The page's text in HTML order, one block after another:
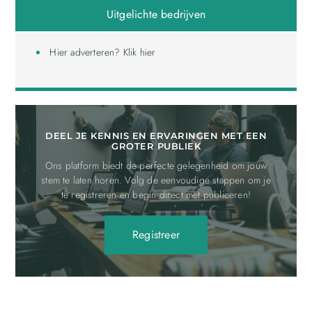
Uitgelichte bedrijven
Hier adverteren? Klik hier
DEEL JE KENNIS EN ERVARINGEN MET EEN
GROTER PUBLIEK
Ons platform biedt de perfecte gelegenheid om jouw
stem te laten horen. Volg de eenvoudige stappen om je
te registreren en begin direct met publiceren!
Registreer